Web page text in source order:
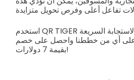
استخدم QR TIGER اليوم لإنشاء رموز الاستجابة السريعة
على أي من خططنا واحصل على خصم
بقيمة 7 دولارات!